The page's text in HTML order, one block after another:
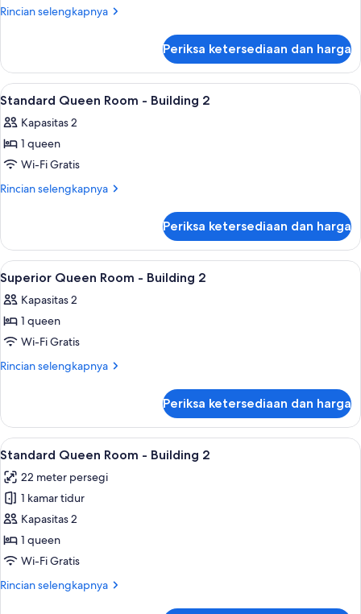
Twin
-
Building
1
Rincian selengkapnya
Rincian
Standard
Twin
No
-
Building
Periksa ketersediaan dan harga
Lihat
semua
foto
untuk
Standard
Queen
Building
2
Tirai kedap cahaya, Wi-Fi gratis, dan
12
Standard Queen Room - Building 2
Kapasitas 2
1 queen
Wi-Fi Gratis
Rincian selengkapnya
Rincian
Standard
Queen
Room
Building
2
Periksa ketersediaan dan harga
Lihat
semua
foto
untuk
Superior
Queen
Building
2
Tirai kedap cahaya, Wi-Fi gratis, dan
11
Superior Queen Room - Building 2
Kapasitas 2
1 queen
Wi-Fi Gratis
Rincian selengkapnya
Rincian
Superior
Queen
Room
Building
2
Periksa ketersediaan dan harga
Lihat
semua
foto
untuk
Standard
Queen
Room
Building
Standard Queen Room - Building 2 |
18
Standard Queen Room - Building 2
22 meter persegi
1 kamar tidur
Kapasitas 2
1 queen
Wi-Fi Gratis
Rincian selengkapnya
Rincian